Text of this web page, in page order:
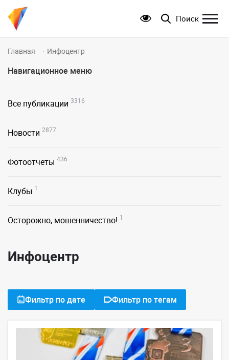
Поиск
Главная Инфоцентр
Навигационное меню
Все публикации 3316
Новости 2877
Фотоотчеты 436
Клубы 1
Осторожно, мошенничество! 1
Инфоцентр
Фильтр по дате Фильтр по тегам